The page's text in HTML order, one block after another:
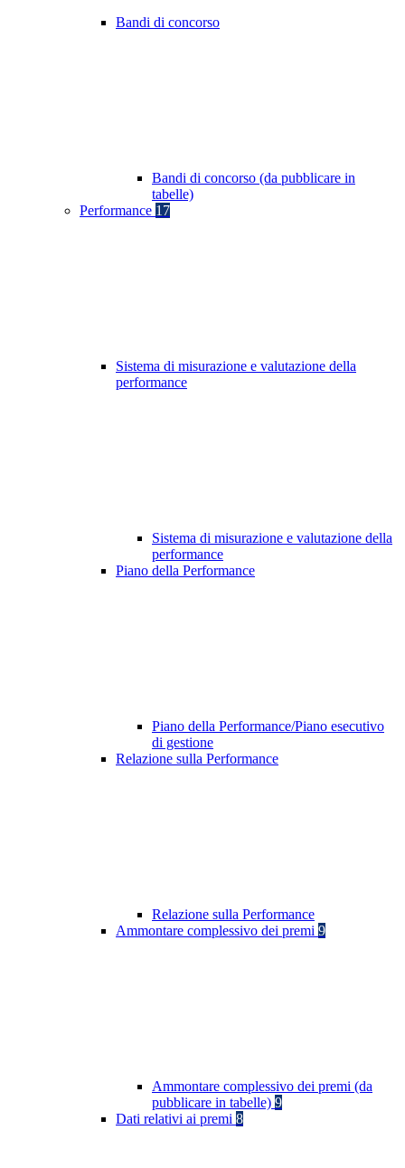
Bandi di concorso
Bandi di concorso (da pubblicare in
tabelle)
Performance 17
Sistema di misurazione e valutazione della
performance
Sistema di misurazione e valutazione della
performance
Piano della Performance
Piano della Performance/Piano esecutivo
di gestione
Relazione sulla Performance
Relazione sulla Performance
Ammontare complessivo dei premi 9
Ammontare complessivo dei premi (da
pubblicare in tabelle) 9
Dati relativi ai premi 8